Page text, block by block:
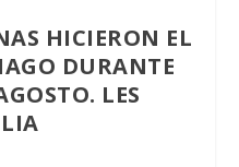
HICIERON EL
DURANTE
LES